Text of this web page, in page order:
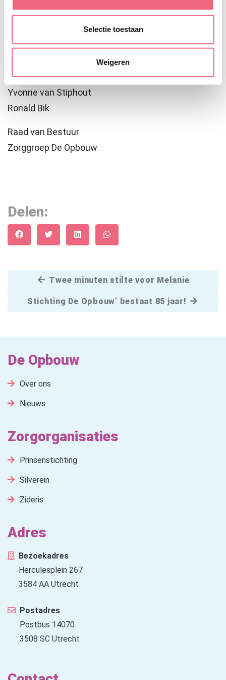
Selectie toestaan
Weigeren
Wij heten Han van harte welkom en wensen hem
veel succes en werkplezier toe.
Met vriendelijke groet,
Yvonne van Stiphout
Ronald Bik
Raad van Bestuur
Zorggroep De Opbouw
Delen:
FacebookTwitter LinkedIn
Twee minuten stilte voor Melanie
Stichting De Opbouw’ bestaat 85 jaar!
De Opbouw
Over ons
Nieuws
Zorgorganisaties
Prinsenstichting
Silverein
Zideris
Adres
Bezoekadres
Herculesplein 267
3584 AA Utrecht
Postadres
Postbus 14070
3508 SC Utrecht